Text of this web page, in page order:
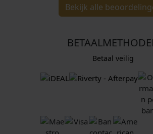
Bekijk alle
Betaal veilig